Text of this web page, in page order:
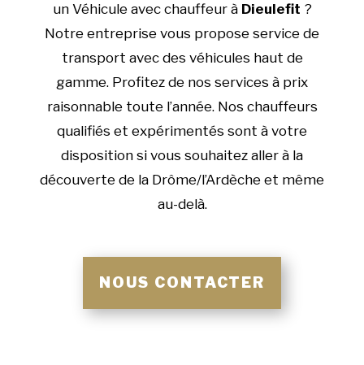
un Véhicule avec chauffeur à Dieulefit ?
Notre entreprise vous propose service de
transport avec des véhicules haut de
gamme. Profitez de nos services à prix
raisonnable toute l’année. Nos chauffeurs
qualifiés et expérimentés sont à votre
disposition si vous souhaitez aller à la
découverte de la Drôme/l’Ardèche et même
au-delà.
NOUS CONTACTER